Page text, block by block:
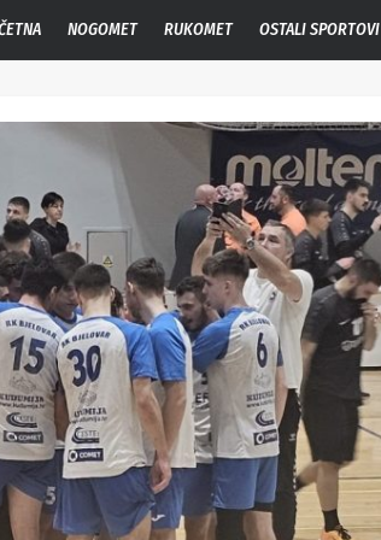
NOGOMET RUKOMET OSTALI SPORTOVI